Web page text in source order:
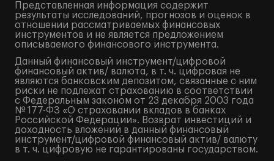
Представленная информация содержит
результаты исследований, прогнозов и оценок в
отношении рассматриваемых финансовых
инструментов и не является предложением
описываемого финансового инструмента.
Данный финансовый инструмент/цифровой
финансовый актив/ валюта, в т. ч. цифровая не
являются банковским депозитом, связанные с ним
риски не подлежат страхованию в соответствии
с Федеральным законом от 23 декабря 2003 года
№ 177-ФЗ «О страховании вкладов в банках
Российской Федерации». Возврат инвестиций и
доходность вложений в данный финансовый
инструмент/цифровой финансовый актив/ валюту
в т. ч. цифровую не гарантированы государством.